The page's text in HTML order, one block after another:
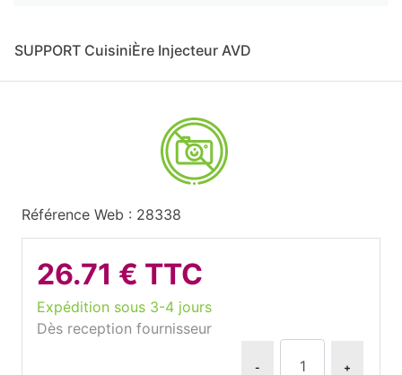
SUPPORT CuisiniÈre Injecteur AVD
Référence Web : 28338
26.71 € TTC
Expédition sous 3-4 jours
Dès reception fournisseur
- +